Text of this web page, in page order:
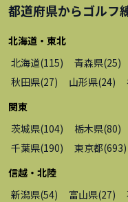
都道府県からゴルフ
北海道・東北
北海道(115) 青森県(25)
秋田県(27) 山形県(24)
関東
茨城県(104) 栃木県(80)
千葉県(190) 東京都(693)
信越・北陸
新潟県(54) 富山県(27)